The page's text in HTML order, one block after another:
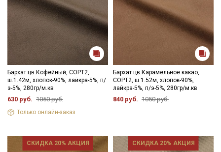
Бархат цв.Кофейный, СОРТ2,
ш.1.42м, хлопок-90%, лайкра-5%, п/
э-5%, 280гр/м.кв
630 руб. 1050 руб.
Только онлайн-заказ
Бархат цв.Карамельное какао,
СОРТ2, ш.1.52м, хлопок-90%,
лайкра-5%, п/э-5%, 280гр/м.кв
840 руб. 1050 руб.
СКИДКА 20% АКЦИЯ СКИДКА 20% АКЦИЯ